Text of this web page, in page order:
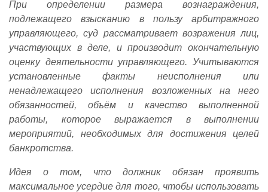
При определении размера вознаграждения,
подлежащего взысканию в пользу арбитражного
управляющего, суд рассматривает возражения лиц,
участвующих в деле, и производит окончательную
оценку деятельности управляющего. Учитываются
установленные факты неисполнения или
ненадлежащего исполнения возложенных на него
обязанностей, объём и качество выполненной
работы, которое выражается в выполнении
мероприятий, необходимых для достижения целей
банкротства.
Идея о том, что должник обязан проявить
максимальное усердие для того, чтобы использовать